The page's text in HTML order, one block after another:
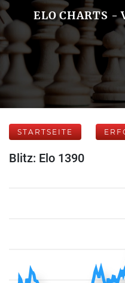
ELO CHARTS -
STARTSEITE
Blitz: Elo 1390